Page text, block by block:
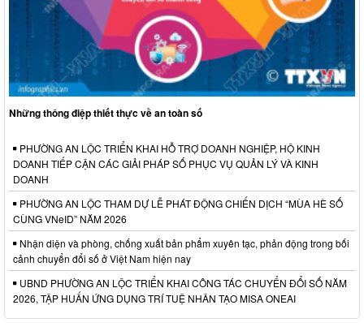
Những thông điệp thiết thực về an toàn số
PHƯỜNG AN LỘC TRIỂN KHAI HỖ TRỢ DOANH NGHIỆP, HỘ KINH
DOANH TIẾP CẬN CÁC GIẢI PHÁP SỐ PHỤC VỤ QUẢN LÝ VÀ KINH
DOANH
PHƯỜNG AN LỘC THAM DỰ LỄ PHÁT ĐỘNG CHIẾN DỊCH “MÙA HÈ SỐ
CÙNG VNeID” NĂM 2026
Nhận diện và phòng, chống xuất bản phẩm xuyên tạc, phản động trong bối
cảnh chuyển đổi số ở Việt Nam hiện nay
UBND PHƯỜNG AN LỘC TRIỂN KHAI CÔNG TÁC CHUYỂN ĐỔI SỐ NĂM
2026, TẬP HUẤN ỨNG DỤNG TRÍ TUỆ NHÂN TẠO MISA ONEAI